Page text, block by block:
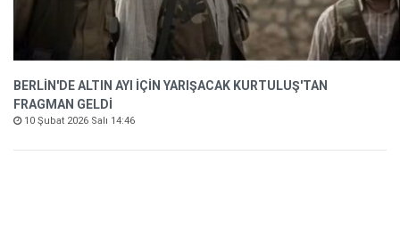
BERLİN'DE ALTIN AYI İÇİN YARIŞACAK KURTULUŞ'TAN
FRAGMAN GELDİ
10 Şubat 2026 Salı 14:46